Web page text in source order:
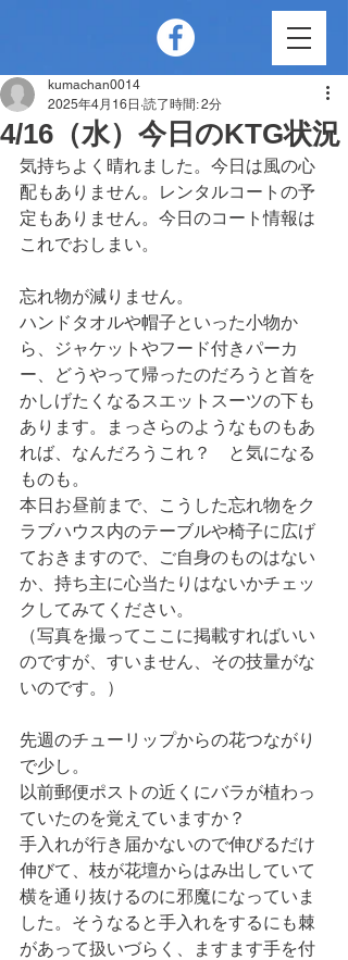
4/16（水）今日のKTG状況
kumachan0014
2025年4月16日 読了時間: 2分
気持ちよく晴れました。今日は風の心
配もありません。レンタルコートの予
定もありません。今日のコート情報は
これでおしまい。
忘れ物が減りません。
ハンドタオルや帽子といった小物か
ら、ジャケットやフード付きパーカ
ー、どうやって帰ったのだろうと首を
かしげたくなるスエットスーツの下も
あります。まっさらのようなものもあ
れば、なんだろうこれ？　と気になる
ものも。
本日お昼前まで、こうした忘れ物をク
ラブハウス内のテーブルや椅子に広げ
ておきますので、ご自身のものはない
か、持ち主に心当たりはないかチェッ
クしてみてください。
（写真を撮ってここに掲載すればいい
のですが、すいません、その技量がな
いのです。）
先週のチューリップからの花つながり
で少し。
以前郵便ポストの近くにバラが植わっ
ていたのを覚えていますか？
手入れが行き届かないので伸びるだけ
伸びて、枝が花壇からはみ出していて
横を通り抜けるのに邪魔になっていま
した。そうなると手入れをするにも棘
があって扱いづらく、ますます手を付